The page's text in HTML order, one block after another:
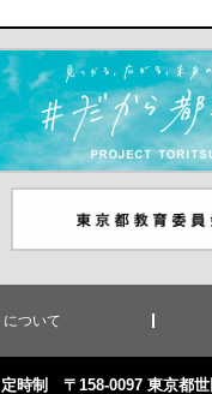
ウが開きます）
ついて
時制 〒158-0097 東京都世